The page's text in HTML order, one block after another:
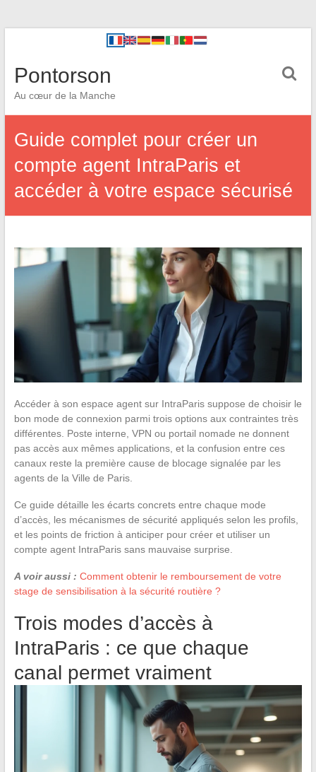
Pontorson
Au cœur de la Manche
Guide complet pour créer un
compte agent IntraParis et
accéder à votre espace sécurisé
Accéder à son espace agent sur IntraParis suppose de choisir le
bon mode de connexion parmi trois options aux contraintes très
différentes. Poste interne, VPN ou portail nomade ne donnent
pas accès aux mêmes applications, et la confusion entre ces
canaux reste la première cause de blocage signalée par les
agents de la Ville de Paris.
Ce guide détaille les écarts concrets entre chaque mode
d’accès, les mécanismes de sécurité appliqués selon les profils,
et les points de friction à anticiper pour créer et utiliser un
compte agent IntraParis sans mauvaise surprise.
A voir aussi : Comment obtenir le remboursement de votre
stage de sensibilisation à la sécurité routière ?
Trois modes d’accès à
IntraParis : ce que chaque
canal permet vraiment